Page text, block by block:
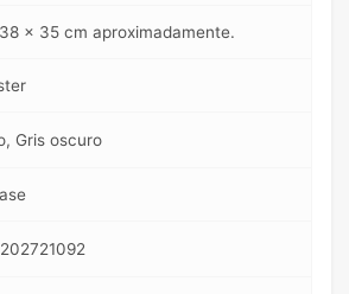
x 35 cm aproximadamente.
Gris oscuro